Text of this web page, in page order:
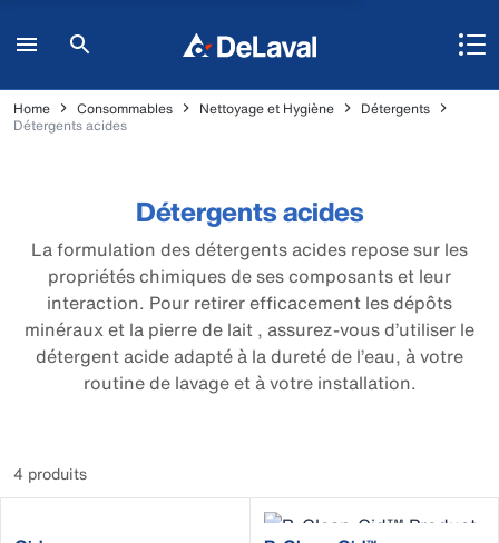
Home Consommables Nettoyage et Hygiène
Détergents
Détergents acides
Détergents acides
La formulation des détergents acides repose sur les
propriétés chimiques de ses composants et leur
interaction. Pour retirer efficacement les dépôts
minéraux et la pierre de lait , assurez-vous d’utiliser le
détergent acide adapté à la dureté de l’eau, à votre
routine de lavage et à votre installation.
4 produits